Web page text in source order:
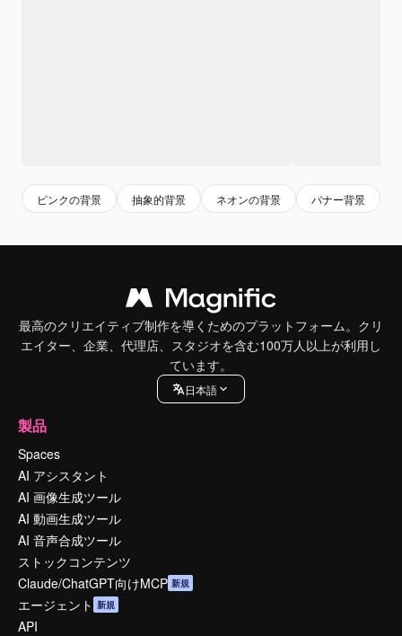
ピンクの背景 抽象的背景 ネオンの背景 バナー背景
最高のクリエイティブ制作を導くためのプラットフォーム。クリ
エイター、企業、代理店、スタジオを含む100万人以上が利用し
ています。
日本語
製品
Spaces
AI アシスタント
AI 画像生成ツール
AI 動画生成ツール
AI 音声合成ツール
ストックコンテンツ
Claude/ChatGPT向けMCP 新規
エージェント 新規
API